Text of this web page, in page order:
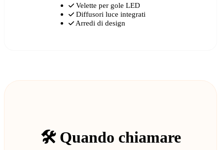
Velette per gole LED
Diffusori luce integrati
Arredi di design
🛠️ Quando chiamare